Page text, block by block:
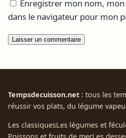
Enregistrer mon nom,
dans le navigateur pour mon
Tempsdecuisson.net : tous les
réussir vos plats, du légume
Les classiquesLes légumes et
Poissons et fruits de merLes